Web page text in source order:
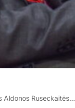
Aldonos Ruseckaitės…